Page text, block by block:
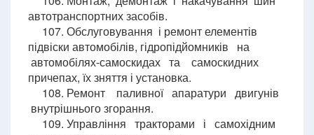
автотранспортних засобів.
107. Обслуговування і ремонт елементів
підвіски автомобілів, гідропідйомників на
автомобілях-самоскидах та самоскидних
причепах, їх зняття і установка.
108. Ремонт паливної апаратури двигунів
внутрішнього згорання.
109. Управління тракторами і самохідним